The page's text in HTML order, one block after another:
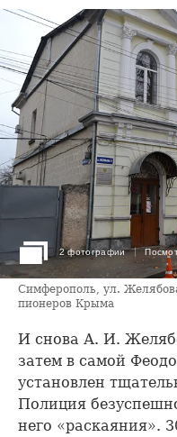
2 фотографии
Симферополь, ул.
пионеров Крыма
И снова А. И.
затем в самой
установлен
Полиция
него «раскаяния».